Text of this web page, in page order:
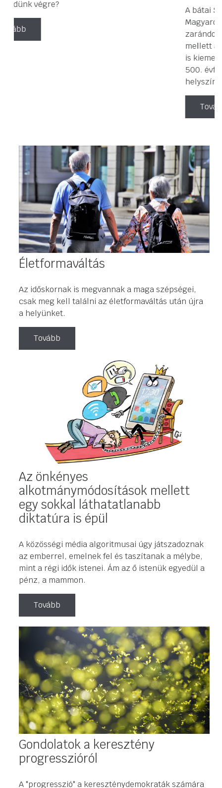
A bátai Szent Vér kegyhely a középkori
mellett a mohácsi csata előtti eseményekben
500. évforduló megemlékezéseinek is fontos
Életformaváltás
Az időskornak is megvannak a maga szépségei,
csak meg kell találni az életformaváltás után újra
a helyünket.
Tovább
Az önkényes
alkotmánymódosítások mellett
egy sokkal láthatatlanabb
diktatúra is épül
A közösségi média algoritmusai úgy játszadoznak
az emberrel, emelnek fel és taszítanak a mélybe,
mint a régi idők istenei. Ám az ő istenük egyedül a
pénz, a mammon.
Tovább
Gondolatok a keresztény
progresszióról
A "progresszió" a kereszténydemokraták számára